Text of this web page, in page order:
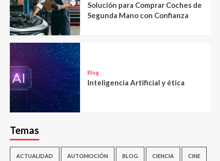
Solución para Comprar Coches de
Segunda Mano con Confianza
Blog
Inteligencia Artificial y ética
Temas
ACTUALIDAD AUTOMOCIÓN BLOG CIENCIA CINE